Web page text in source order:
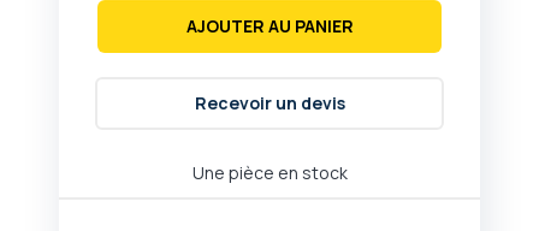
Une pièce en stock
AJOUTER AU PANIER
Recevoir un devis